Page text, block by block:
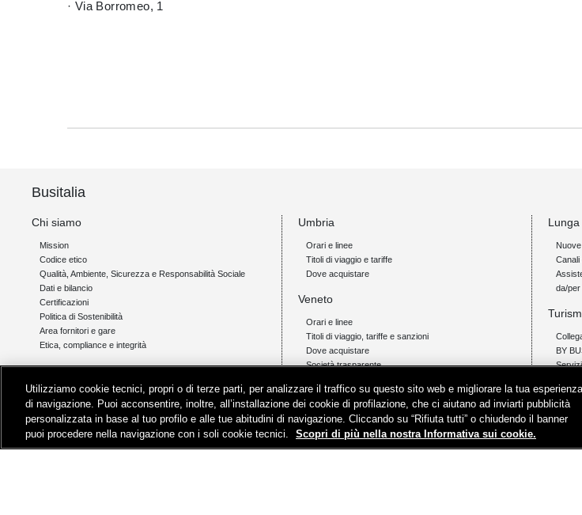
· Via Borromeo, 1
Busitalia
Chi siamo
Mission
Codice etico
Qualità, Ambiente, Sicurezza e Responsabilità Sociale
Dati e bilancio
Certificazioni
Politica di Sostenibilità
Area fornitori e gare
Etica, compliance e integrità
Link
Orio al Serio Airlink
Padova - Cortina Link
Livigno Link
Assistenza
Umbria
Orari e linee
Titoli di viaggio e tariffe
Dove acquistare
Veneto
Orari e linee
Titoli di viaggio, tariffe e sanzioni
Dove acquistare
Società trasparente
Campania
Orari e linee
Titoli di viaggio e tariffe
Dove acquistare
Canali
da/per
BY
News
Utilizziamo cookie tecnici, propri o di terze parti, per analizzare il traffico su questo sito web e migliorare la tua esperienza
di navigazione. Puoi acconsentire, inoltre, all’installazione dei cookie di profilazione, che ci aiutano ad inviarti pubblicità
personalizzata in base al tuo profilo e alle tue abitudini di navigazione. Cliccando su “Rifiuta tutti” o chiudendo il banner
puoi procedere nella navigazione con i soli cookie tecnici.
Scopri di più nella nostra Informativa sui cookie.